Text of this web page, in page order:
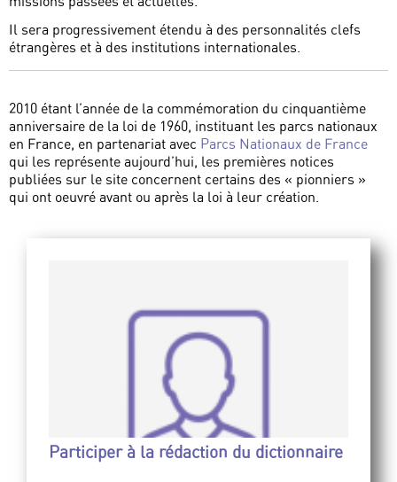
Il sera progressivement étendu à des personnalités clefs
étrangères et à des institutions internationales.
2010 étant l’année de la commémoration du cinquantième
anniversaire de la loi de 1960, instituant les parcs nationaux
en France, en partenariat avec Parcs Nationaux de France
qui les représente aujourd’hui, les premières notices
publiées sur le site concernent certains des « pionniers »
qui ont oeuvré avant ou après la loi à leur création.
Participer à la rédaction du dictionnaire